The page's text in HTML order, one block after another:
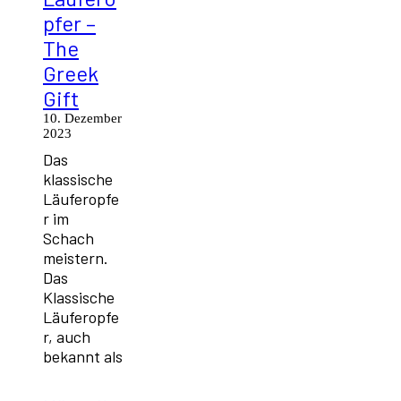
pfer –
The
Greek
Gift
10. Dezember
2023
Das
klassische
Läuferopfe
r im
Schach
meistern.
Das
Klassische
Läuferopfe
r, auch
bekannt als